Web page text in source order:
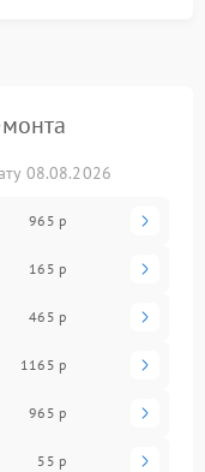
08.08.2026
965 р
165 р
465 р
1165 р
965 р
55 р